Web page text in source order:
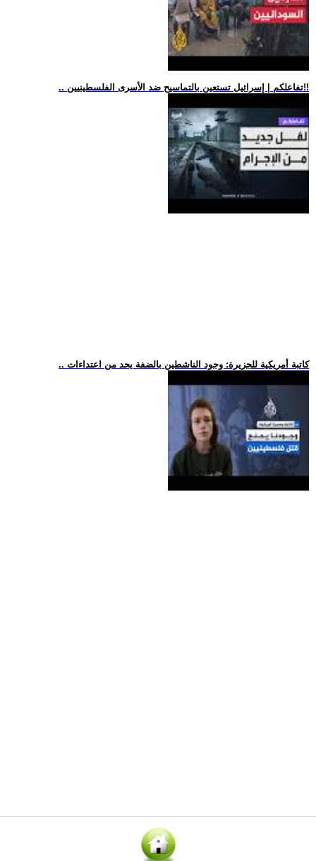
.. تفاعلكم | إسرائيل تستعين بالتماسيح ضد الأسرى الفلسطينيين!!
.. كاتبة أمريكية للجزيرة: وجود الناشطين بالضفة يحد من اعتداءات